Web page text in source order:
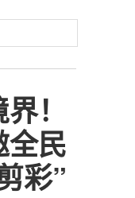
！
全民
彩”